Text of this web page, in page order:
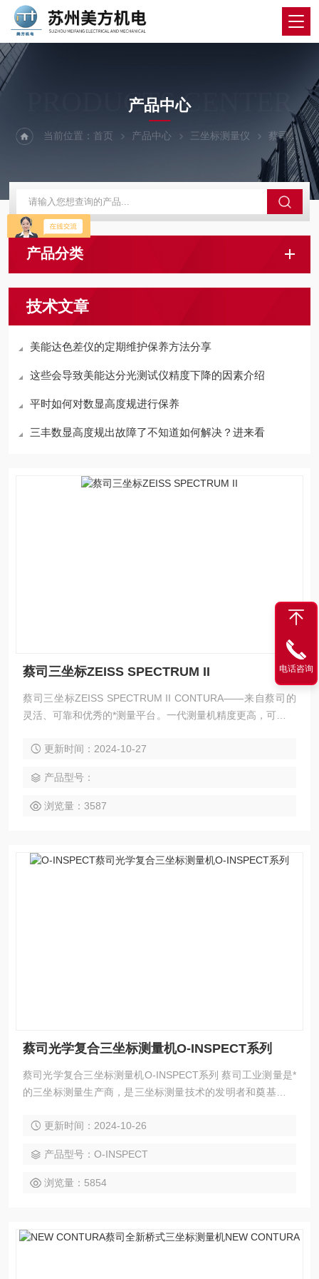
PRODUCTS CENTER
产品中心
当前位置：首页 产品中心 三坐标测量仪 蔡司三坐标测量仪
产品分类
技术文章
美能达色差仪的定期维护保养方法分享
这些会导致美能达分光测试仪精度下降的因素介绍
平时如何对数显高度规进行保养
三丰数显高度规出故障了不知道如何解决？进来看
蔡司三坐标ZEISS SPECTRUM II
蔡司三坐标ZEISS SPECTRUM II CONTURA——来自蔡司的
灵活、可靠和优秀的*测量平台。一代测量机精度更高，可兼容
术、蔡司CALYPSO测量软件以及高度优化的通用测量程序令C
更新时间：2024-10-27
产品型号：
浏览量：3587
蔡司光学复合三坐标测量机O-INSPECT系列
蔡司光学复合三坐标测量机O-INSPECT系列 蔡司工业测量是*
的三坐标测量生产商，是三坐标测量技术的发明者和奠基者，
的测量解决方案。蔡司独立研发生产所有主要部件，确保了产
更新时间：2024-10-26
产品型号：O-INSPECT
浏览量：5854
电话咨询